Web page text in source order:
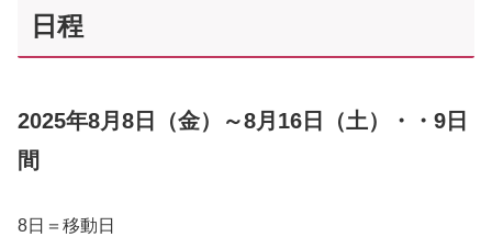
日程
2025年8月8日（金）～8月16日（土）・・9日
間
8日＝移動日